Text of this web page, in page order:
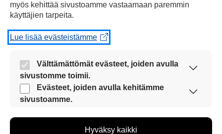
Ben
29.04.2020 klo 18:14
tämän koronavirus aikana me
pitää pystyä kotona ja muista
myös kehittää sivustoamme vastaamaan paremmin
käyttäjien tarpeita.
Lue lisää evästeistämme
Välttämättömät evästeet, joiden avulla
sivustomme toimii.
Nämä evästeet ovat aina käytössä, jotta
sivustoamme voi käyttää sujuvasti ja turvallisesti.
Evästeet, joiden avulla kehitämme
sivustoamme.
kehittää sivustoamme vastaamaan paremmin
Hyväksy kaikki